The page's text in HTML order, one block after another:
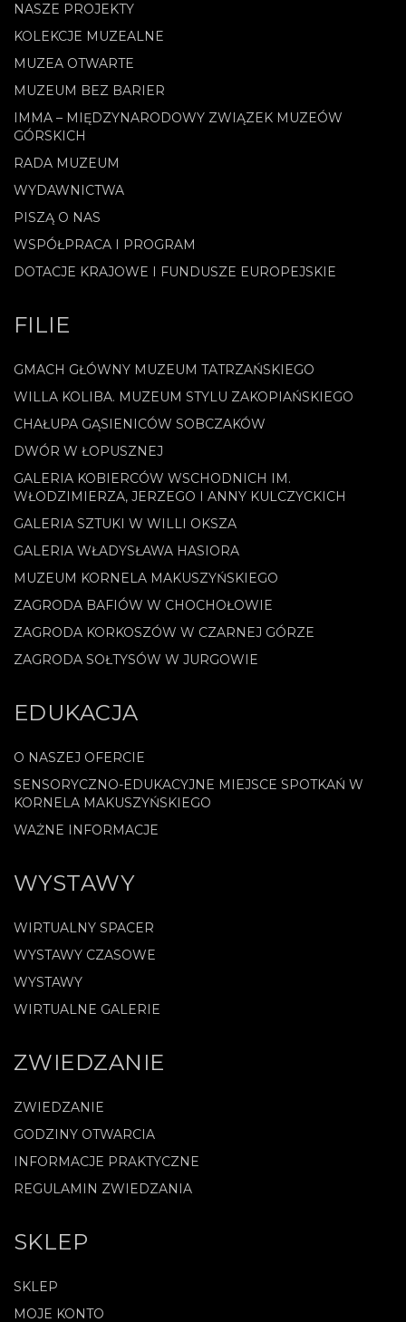
NASZE PROJEKTY
KOLEKCJE MUZEALNE
MUZEA OTWARTE
MUZEUM BEZ BARIER
IMMA – MIĘDZYNARODOWY ZWIĄZEK MUZEÓW
GÓRSKICH
RADA MUZEUM
WYDAWNICTWA
PISZĄ O NAS
WSPÓŁPRACA I PROGRAM
DOTACJE KRAJOWE I FUNDUSZE EUROPEJSKIE
FILIE
GMACH GŁÓWNY MUZEUM TATRZAŃSKIEGO
WILLA KOLIBA. MUZEUM STYLU ZAKOPIAŃSKIEGO
CHAŁUPA GĄSIENICÓW SOBCZAKÓW
DWÓR W ŁOPUSZNEJ
GALERIA KOBIERCÓW WSCHODNICH IM.
WŁODZIMIERZA, JERZEGO I ANNY KULCZYCKICH
GALERIA SZTUKI W WILLI OKSZA
GALERIA WŁADYSŁAWA HASIORA
MUZEUM KORNELA MAKUSZYŃSKIEGO
ZAGRODA BAFIÓW W CHOCHOŁOWIE
ZAGRODA KORKOSZÓW W CZARNEJ GÓRZE
ZAGRODA SOŁTYSÓW W JURGOWIE
EDUKACJA
O NASZEJ OFERCIE
SENSORYCZNO-EDUKACYJNE MIEJSCE SPOTKAŃ W
KORNELA MAKUSZYŃSKIEGO
WAŻNE INFORMACJE
WYSTAWY
WIRTUALNY SPACER
WYSTAWY CZASOWE
WYSTAWY
WIRTUALNE GALERIE
ZWIEDZANIE
ZWIEDZANIE
GODZINY OTWARCIA
INFORMACJE PRAKTYCZNE
REGULAMIN ZWIEDZANIA
SKLEP
SKLEP
MOJE KONTO